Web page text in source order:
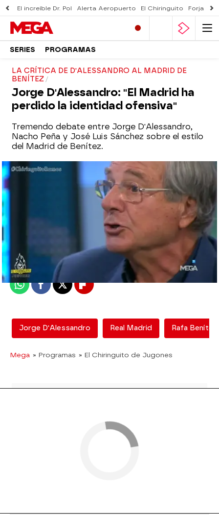
El increíble Dr. Pol Alerta Aeropuerto El Chiringuito Forjado
SERIES PROGRAMAS
LA CRÍTICA DE D'ALESSANDRO AL MADRID DE
BENÍTEZ
Jorge D'Alessandro: "El Madrid ha
perdido la identidad ofensiva"
Tremendo debate entre Jorge D'Alessandro,
Nacho Peña y José Luis Sánchez sobre el estilo
del Madrid de Benítez.
Publicado: 12 de febrero de 2018, 12:57
WhatsappFacebook
X Flipboard
Jorge D'Alessandro Real Madrid Rafa Benítez
Mega » Programas » El Chiringuito de Jugones